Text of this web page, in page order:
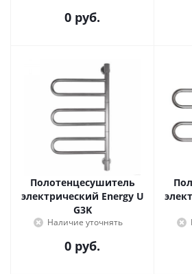
0 руб.
Полотенцесушитель
электрический Energy U
G3K
Наличие уточнять
0 руб.